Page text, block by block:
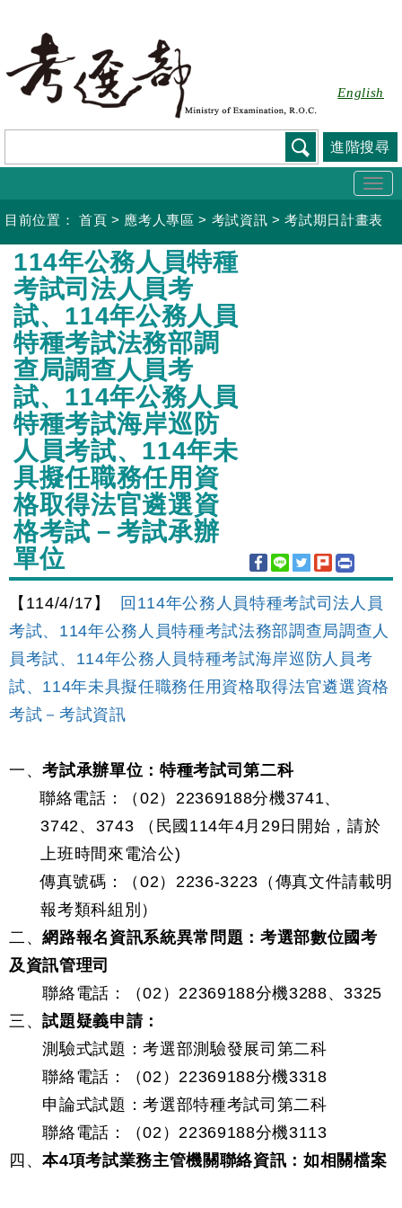
要
容
English
進階搜尋
目前位置： 首頁 > 應考人專區 > 考試資訊 >考試期日計畫表
:::
114年公務人員特種
考試司法人員考
試、114年公務人員
特種考試法務部調
查局調查人員考
試、114年公務人員
特種考試海岸巡防
人員考試、114年未
具擬任職務任用資
格取得法官遴選資
格考試－考試承辦
單位
【114/4/17】
回114年公務人員特種考試司法人員
考試、114年公務人員特種考試法務部調查局調查人
員考試、114年公務人員特種考試海岸巡防人員考
試、114年未具擬任職務任用資格取得法官遴選資格
考試－考試資訊
一、考試承辦單位：特種考試司第二科
聯絡電話：（02）22369188分機3741、
3742、3743 （民國114年4月29日開始，請於
上班時間來電洽公)
傳真號碼：（02）2236-3223（傳真文件請載明
報考類科組別）
二、網路報名資訊系統異常問題：考選部數位國考
及資訊管理司
聯絡電話：（02）22369188分機3288、3325
三、試題疑義申請：
測驗式試題：考選部測驗發展司第二科
聯絡電話：（02）22369188分機3318
申論式試題：考選部特種考試司第二科
聯絡電話：（02）22369188分機3113
四、本4項考試業務主管機關聯絡資訊：如相關檔案